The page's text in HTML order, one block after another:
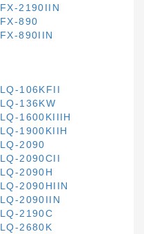
FX-2190IIN
FX-890
FX-890IIN
LQ-106KFII
LQ-136KW
LQ-1600KIIIH
LQ-1900KIIH
LQ-2090
LQ-2090CII
LQ-2090H
LQ-2090HIIN
LQ-2090IIN
LQ-2190C
LQ-2680K